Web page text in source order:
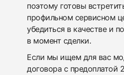
поэтому готовы
профильном сервисном
убедиться в качестве и
в момент сделки.
Если мы ищем для вас
договора с предоплатой